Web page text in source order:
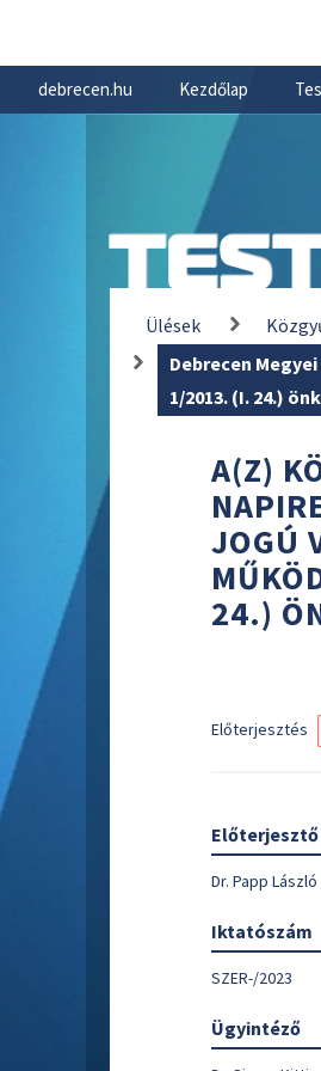
debrecen.hu Kezdőlap
Ülések
Debrecen
1/2013. (I. 24.)
A(Z)
JOGÚ
24.)
Előterjesztés
Előterjesztő
Dr. Papp László
Iktatószám
SZER-/2023
Ügyintéző